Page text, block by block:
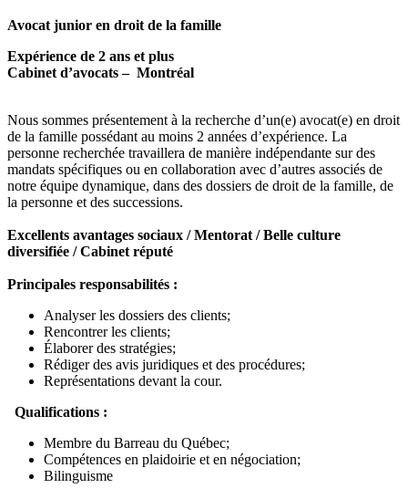
Avocat junior en droit de la famille
Expérience de 2 ans et plus
Cabinet d’avocats – Montréal
Nous sommes présentement à la recherche d’un(e) avocat(e) en droit
de la famille possédant au moins 2 années d’expérience. La
personne recherchée travaillera de manière indépendante sur des
mandats spécifiques ou en collaboration avec d’autres associés de
notre équipe dynamique, dans des dossiers de droit de la famille, de
la personne et des successions.
Excellents avantages sociaux / Mentorat / Belle culture
diversifiée / Cabinet réputé
Principales responsabilités :
Analyser les dossiers des clients;
Rencontrer les clients;
Élaborer des stratégies;
Rédiger des avis juridiques et des procédures;
Représentations devant la cour.
Qualifications :
Membre du Barreau du Québec;
Compétences en plaidoirie et en négociation;
Bilinguisme